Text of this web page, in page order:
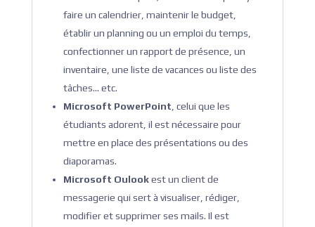
faire un calendrier, maintenir le budget,
établir un planning ou un emploi du temps,
confectionner un rapport de présence, un
inventaire, une liste de vacances ou liste des
tâches… etc.
Microsoft PowerPoint , celui que les
étudiants adorent, il est nécessaire pour
mettre en place des présentations ou des
diaporamas.
Microsoft Oulookest un client de
messagerie qui sert à visualiser, rédiger,
modifier et supprimer ses mails. Il est